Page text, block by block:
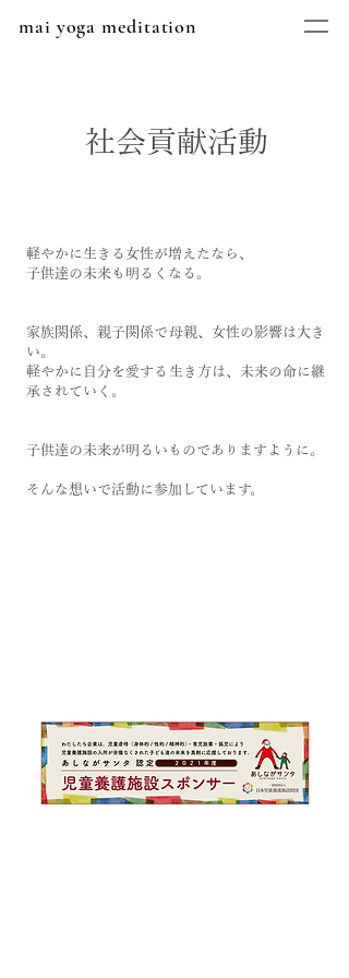
mai yoga meditation
社会貢献活動
軽やかに生きる女性が増えたなら、
子供達の未来も明るくなる。
家族関係、親子関係で母親、女性の影響は大き
い。
軽やかに自分を愛する生き方は、未来の命に継
承されていく。
子供達の未来が明るいものでありますように。
そんな想いで活動に参加しています。